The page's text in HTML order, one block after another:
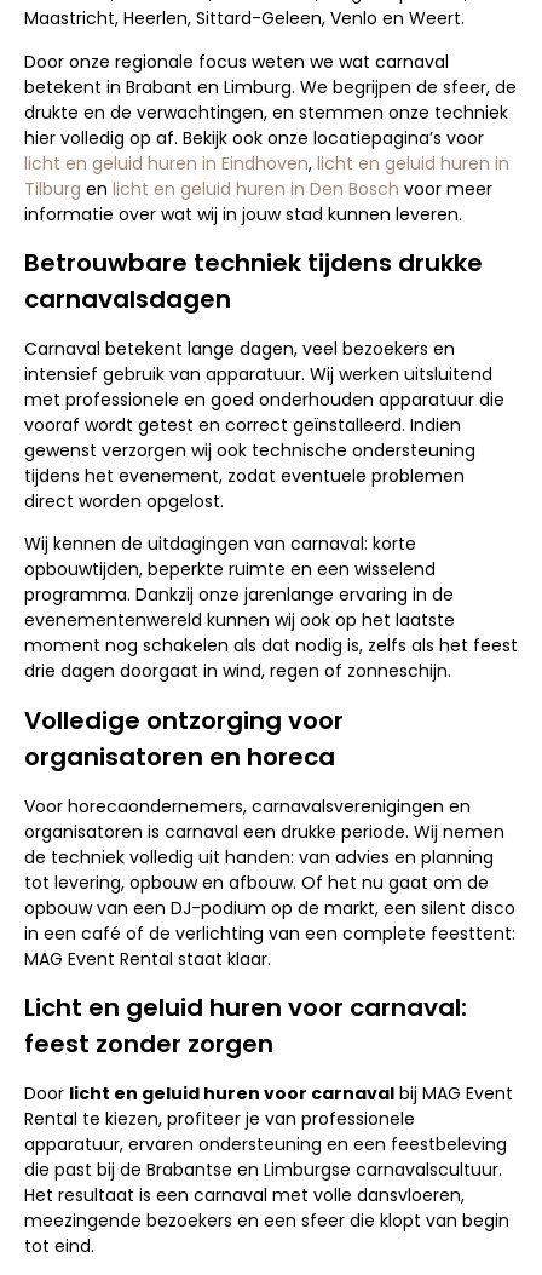
Maastricht, Heerlen, Sittard-Geleen, Venlo en Weert.
Door onze regionale focus weten we wat carnaval
betekent in Brabant en Limburg. We begrijpen de sfeer, de
drukte en de verwachtingen, en stemmen onze techniek
hier volledig op af. Bekijk ook onze locatiepagina’s voor
licht en geluid huren in Eindhoven, licht en geluid huren in
Tilburg en licht en geluid huren in Den Bosch voor meer
informatie over wat wij in jouw stad kunnen leveren.
Betrouwbare techniek tijdens drukke
carnavalsdagen
Carnaval betekent lange dagen, veel bezoekers en
intensief gebruik van apparatuur. Wij werken uitsluitend
met professionele en goed onderhouden apparatuur die
vooraf wordt getest en correct geïnstalleerd. Indien
gewenst verzorgen wij ook technische ondersteuning
tijdens het evenement, zodat eventuele problemen
direct worden opgelost.
Wij kennen de uitdagingen van carnaval: korte
opbouwtijden, beperkte ruimte en een wisselend
programma. Dankzij onze jarenlange ervaring in de
evenementenwereld kunnen wij ook op het laatste
moment nog schakelen als dat nodig is, zelfs als het feest
drie dagen doorgaat in wind, regen of zonneschijn.
Volledige ontzorging voor
organisatoren en horeca
Voor horecaondernemers, carnavalsverenigingen en
organisatoren is carnaval een drukke periode. Wij nemen
de techniek volledig uit handen: van advies en planning
tot levering, opbouw en afbouw. Of het nu gaat om de
opbouw van een DJ-podium op de markt, een silent disco
in een café of de verlichting van een complete feesttent:
MAG Event Rental staat klaar.
Licht en geluid huren voor carnaval:
feest zonder zorgen
Door licht en geluid huren voor carnaval bij MAG Event
Rental te kiezen, profiteer je van professionele
apparatuur, ervaren ondersteuning en een feestbeleving
die past bij de Brabantse en Limburgse carnavalscultuur.
Het resultaat is een carnaval met volle dansvloeren,
meezingende bezoekers en een sfeer die klopt van begin
tot eind.